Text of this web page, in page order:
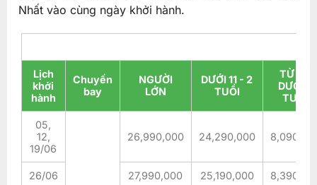
Nhất vào cùng ngày khởi hành.
Lịch
khởi
hành
Chuyến
bay
NGƯỜI
LỚN
DƯỚI 11 - 2
TUỔI
TỪ 0 -
DƯỚI 2
TUỔI
05,
12,
19/06
26,990,000 24,290,000
26/06 27,990,000 25,190,000